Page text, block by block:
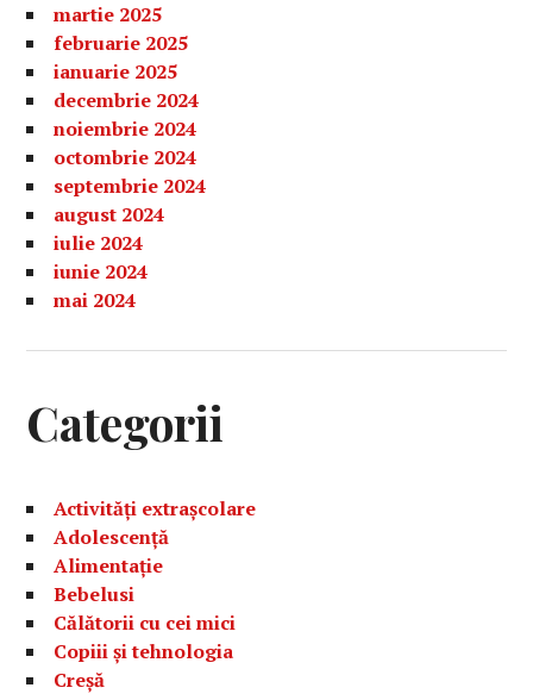
martie 2025
februarie 2025
ianuarie 2025
decembrie 2024
noiembrie 2024
octombrie 2024
septembrie 2024
august 2024
iulie 2024
iunie 2024
mai 2024
Categorii
Activități extrașcolare
Adolescență
Alimentație
Bebelusi
Călătorii cu cei mici
Copiii și tehnologia
Creșă